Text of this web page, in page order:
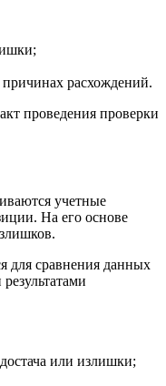
расхождений.
проведения проверки
учетные
На его основе
для сравнения данных
или излишки;